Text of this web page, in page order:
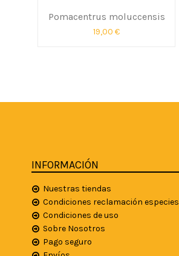
Pomacentrus moluccensis
19,00 €
INFORMACIÓN
Nuestras tiendas
Condiciones reclamación especies
Condiciones de uso
Sobre Nosotros
Pago seguro